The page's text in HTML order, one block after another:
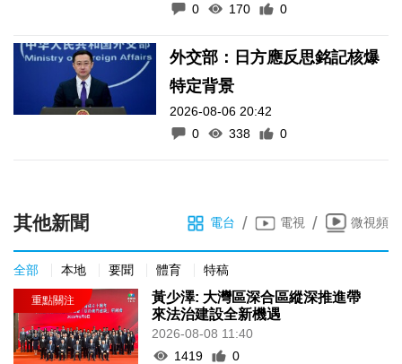
0
170 0
外交部：日方應反思銘記核爆
特定背景
2026-08-06 20:42
0
338 0
其他新聞 電台 / 電視 / 微視頻
全部 本地 要聞 體育 特稿
黃少澤: 大灣區深合區縱深推進帶
來法治建設全新機遇
2026-08-08 11:40
1419
0